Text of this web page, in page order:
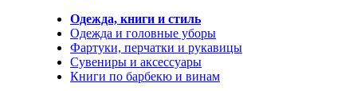
Одежда, книги и стиль
Одежда и головные уборы
Фартуки, перчатки и рукавицы
Сувениры и аксессуары
Книги по барбекю и винам